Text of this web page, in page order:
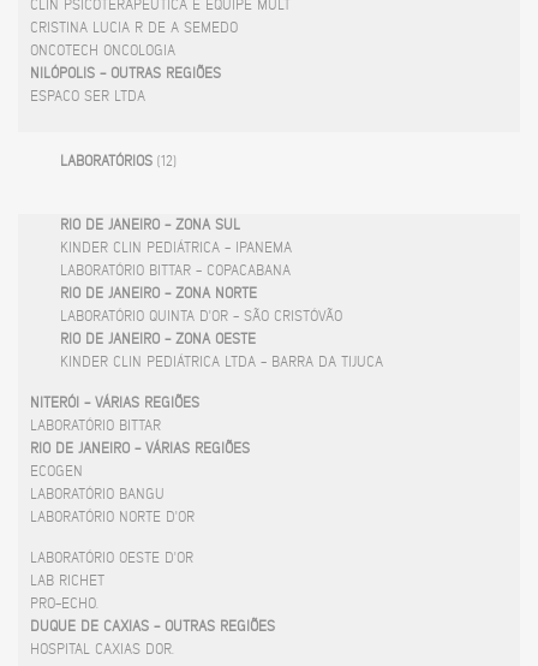
CLIN PSICOTERAPEUTICA E EQUIPE MULT
CRISTINA LUCIA R DE A SEMEDO
ONCOTECH ONCOLOGIA
NILÓPOLIS - OUTRAS REGIÕES
ESPACO SER LTDA
LABORATÓRIOS (12)
RIO DE JANEIRO - ZONA SUL
KINDER CLIN PEDIÁTRICA - IPANEMA
LABORATÓRIO BITTAR - COPACABANA
RIO DE JANEIRO - ZONA NORTE
LABORATÓRIO QUINTA D'OR - SÃO CRISTÓVÃO
RIO DE JANEIRO - ZONA OESTE
KINDER CLIN PEDIÁTRICA LTDA - BARRA DA TIJUCA
NITERÓI - VÁRIAS REGIÕES
LABORATÓRIO BITTAR
RIO DE JANEIRO - VÁRIAS REGIÕES
ECOGEN
LABORATÓRIO BANGU
LABORATÓRIO NORTE D'OR
LABORATÓRIO OESTE D'OR
LAB RICHET
PRO-ECHO.
DUQUE DE CAXIAS - OUTRAS REGIÕES
HOSPITAL CAXIAS DOR.